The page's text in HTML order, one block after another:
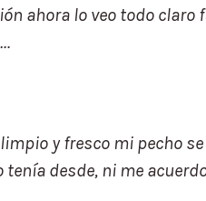
ahora lo veo todo claro
y fresco mi pecho
desde, ni me